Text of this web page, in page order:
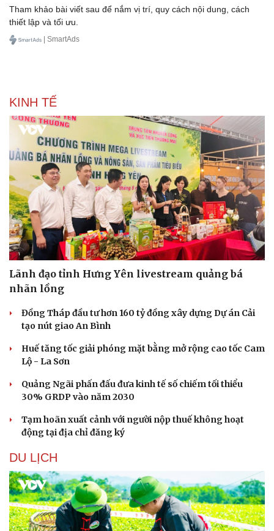
Sản phụ khoa
Nhi khoa
Nam khoa
Làm đẹp - giảm cân
Tình yêu - Gia đình
Tham khảo bài viết sau để nắm vị trí, quy cách nội dung, cách
thiết lập và tối ưu.
| SmartAds
KINH TẾ
Lãnh đạo tỉnh Hưng Yên livestream quảng bá
nhãn lồng
Đồng Tháp đầu tư hơn 160 tỷ đồng xây dựng Dự án Cải
tạo nút giao An Bình
Huế tăng tốc giải phóng mặt bằng mở rộng cao tốc Cam
Lộ - La Sơn
Quảng Ngãi phấn đấu đưa kinh tế số chiếm tối thiểu
30% GRDP vào năm 2030
Tạm hoãn xuất cảnh với người nộp thuế không hoạt
động tại địa chỉ đăng ký
DU LỊCH